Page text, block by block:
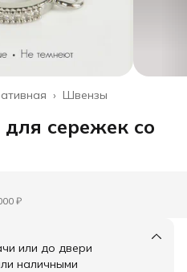
Швензы
›
сережек со
₽
или до двери
наличными